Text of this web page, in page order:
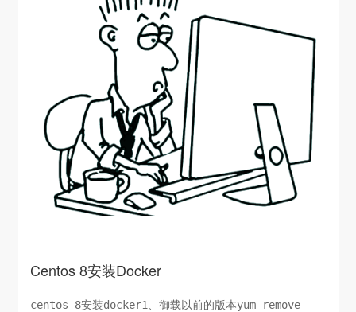
Centos 8安装Docker
centos 8安装docker1、御载以前的版本yum remove